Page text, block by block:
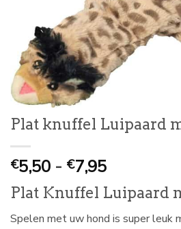
Plat knuffel Luipaard
€5,50 - €7,95Prijsklasse:
€
5,50
tot
Plat Knuffel Luipaard
Spelen met uw hond is super leuk